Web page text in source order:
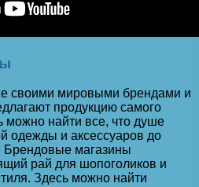
своими мировыми брендами и
продукцию самого
можно найти все, что душе
одежды и аксессуаров до
Брендовые магазины
рай для шопоголиков и
Здесь можно найти